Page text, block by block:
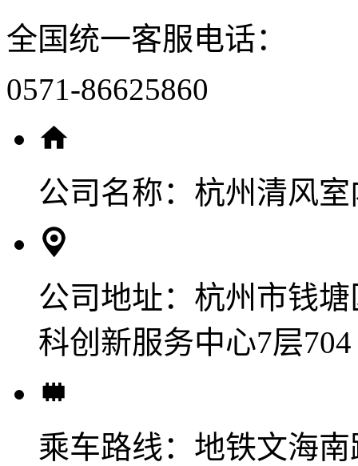
全国统一客服电话：
0571-86625860
公司名称： 杭州清风
公司地址： 杭州市钱
科创新服务中心7层704
乘车路线： 地铁文海